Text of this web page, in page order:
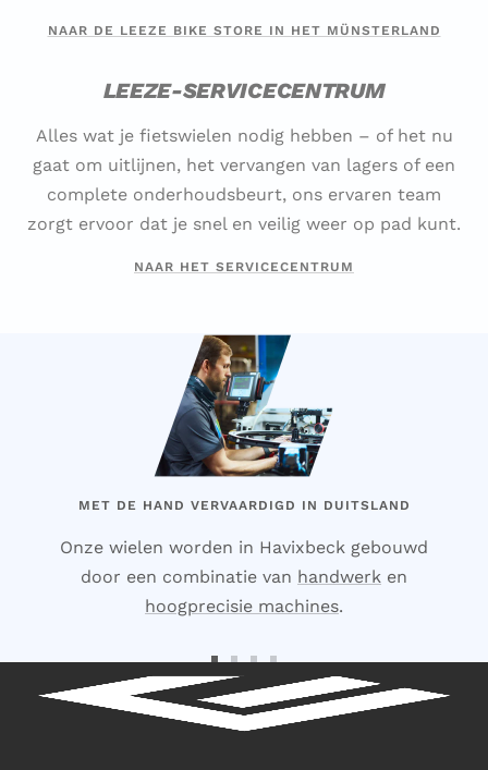
NAAR DE LEEZE BIKE STORE IN HET MÜNSTERLAND
LEEZE-SERVICECENTRUM
Alles wat je fietswielen nodig hebben – of het nu
gaat om uitlijnen, het vervangen van lagers of een
complete onderhoudsbeurt, ons ervaren team
zorgt ervoor dat je snel en veilig weer op pad kunt.
NAAR HET SERVICECENTRUM
MET DE HAND VERVAARDIGD IN DUITSLAND
Onze wielen worden in Havixbeck gebouwd
door een combinatie van handwerk en
hoogprecisie machines.
Ga
naar
dia
Ga
naar
dia
naar
dia
naar
dia